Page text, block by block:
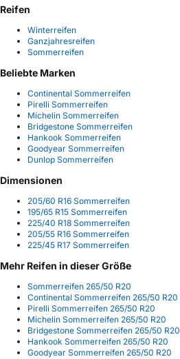
Reifen
Winterreifen
Ganzjahresreifen
Sommerreifen
Beliebte Marken
Continental Sommerreifen
Pirelli Sommerreifen
Michelin Sommerreifen
Bridgestone Sommerreifen
Hankook Sommerreifen
Goodyear Sommerreifen
Dunlop Sommerreifen
Dimensionen
205/60 R16 Sommerreifen
195/65 R15 Sommerreifen
225/40 R18 Sommerreifen
205/55 R16 Sommerreifen
225/45 R17 Sommerreifen
Mehr Reifen in dieser Größe
Sommerreifen 265/50 R20
Continental Sommerreifen 265/50 R20
Pirelli Sommerreifen 265/50 R20
Michelin Sommerreifen 265/50 R20
Bridgestone Sommerreifen 265/50 R20
Hankook Sommerreifen 265/50 R20
Goodyear Sommerreifen 265/50 R20